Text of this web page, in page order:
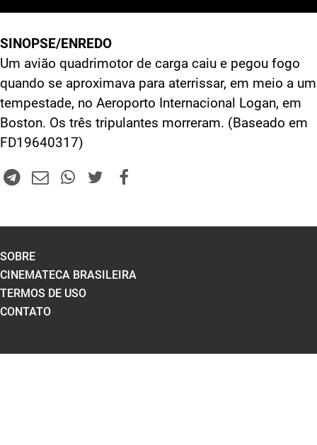
SINOPSE/ENREDO
Um avião quadrimotor de carga caiu e pegou fogo
quando se aproximava para aterrissar, em meio a
tempestade, no Aeroporto Internacional Logan, em
Boston. Os três tripulantes morreram. (Baseado em
FD19640317)
SOBRE
CINEMATECA BRASILEIRA
TERMOS DE USO
CONTATO